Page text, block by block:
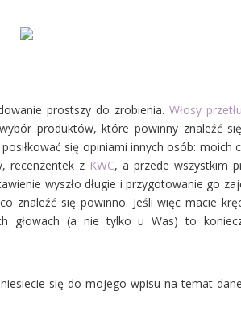
prostszy do zrobienia.Włosy
produktów, które powinny znaleźć
się opiniami innych osób: moich
recenzentek z KWC, a przede wszystkim
wyszło długie i przygotowanie go
się powinno. Jeśli więc macie
głowach (a nie tylko u Was) to
się do mojego wpisu na temat